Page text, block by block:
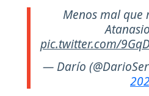
Menos mal que
Atanasio
pic.twitter.com/
— Darío